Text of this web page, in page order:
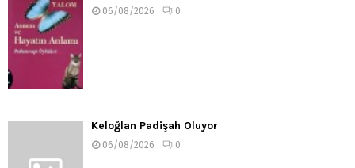
06/08/2026 0
Keloğlan Padişah Oluyor
06/08/2026 0